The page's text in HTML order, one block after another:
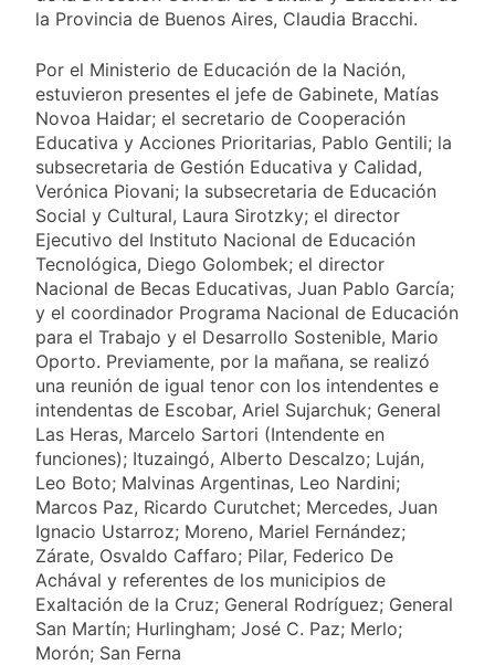
la Provincia de Buenos Aires, Claudia Bracchi.
Por el Ministerio de Educación de la Nación,
estuvieron presentes el jefe de Gabinete, Matías
Novoa Haidar; el secretario de Cooperación
Educativa y Acciones Prioritarias, Pablo Gentili; la
subsecretaria de Gestión Educativa y Calidad,
Verónica Piovani; la subsecretaria de Educación
Social y Cultural, Laura Sirotzky; el director
Ejecutivo del Instituto Nacional de Educación
Tecnológica, Diego Golombek; el director
Nacional de Becas Educativas, Juan Pablo García;
y el coordinador Programa Nacional de Educación
para el Trabajo y el Desarrollo Sostenible, Mario
Oporto. Previamente, por la mañana, se realizó
una reunión de igual tenor con los intendentes e
intendentas de Escobar, Ariel Sujarchuk; General
Las Heras, Marcelo Sartori (Intendente en
funciones); Ituzaingó, Alberto Descalzo; Luján,
Leo Boto; Malvinas Argentinas, Leo Nardini;
Marcos Paz, Ricardo Curutchet; Mercedes, Juan
Ignacio Ustarroz; Moreno, Mariel Fernández;
Zárate, Osvaldo Caffaro; Pilar, Federico De
Achával y referentes de los municipios de
Exaltación de la Cruz; General Rodríguez; General
San Martín; Hurlingham; José C. Paz; Merlo;
Morón; San Ferna